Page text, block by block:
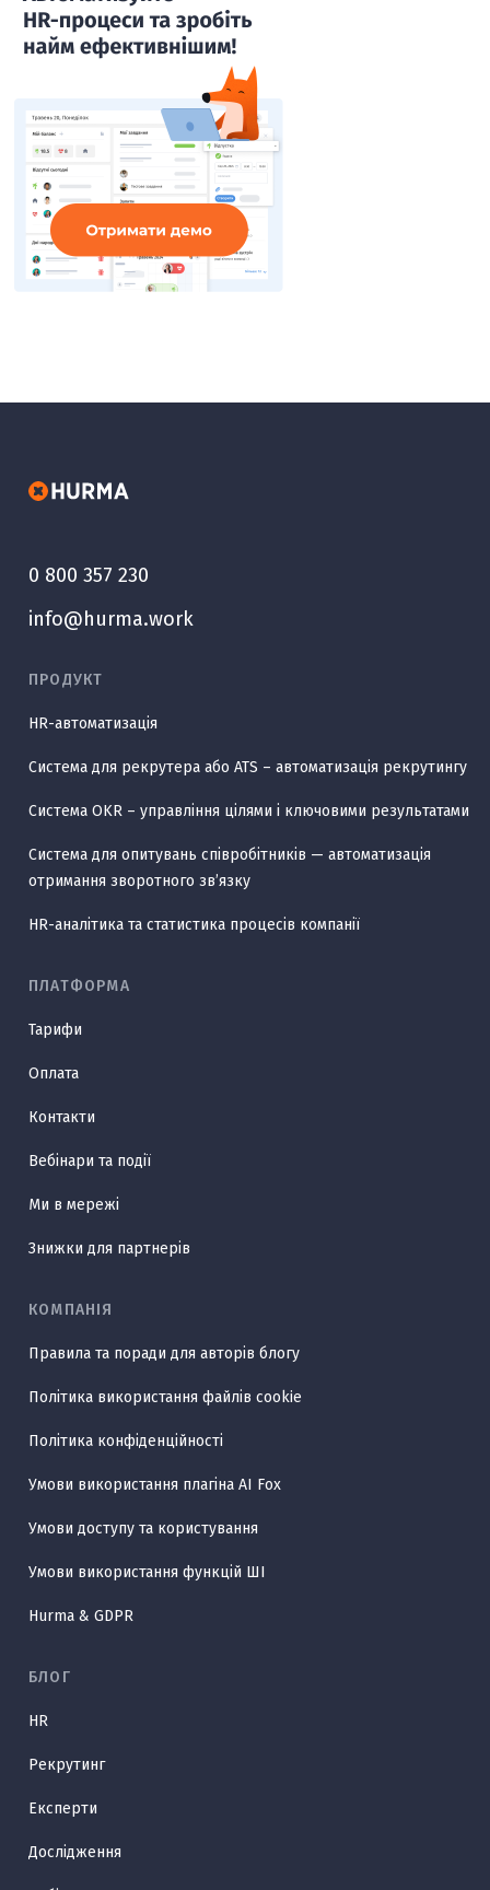
0 800 357 230
info@hurma.work
ПРОДУКТ
HR-автоматизація
Система для рекрутера або ATS – автоматизація рекрутингу
Система OKR – управління цілями і ключовими результатами
Система для опитувань співробітників — автоматизація
отримання зворотного звʼязку
HR-аналітика та статистика процесів компанії
ПЛАТФОРМА
Тарифи
Оплата
Контакти
Вебінари та події
Ми в мережі
Знижки для партнерів
КОМПАНІЯ
Правила та поради для авторів блогу
Політика використання файлів cookie
Політика конфіденційності
Умови використання плагіна AI Fox
Умови доступу та користування
Умови використання функцій ШІ
Hurma & GDPR
БЛОГ
HR
Рекрутинг
Експерти
Дослідження